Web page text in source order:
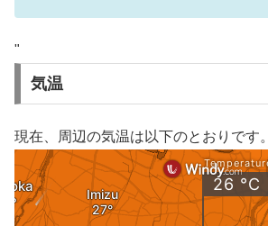
"
気温
現在、周辺の気温は以下のとおりです。